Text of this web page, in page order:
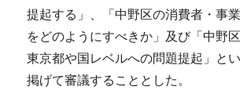
提起する」、「中野区の消費者・事
をどのようにすべきか」及び「中野区
東京都や国レベルへの問題提起」と
掲げて審議することとした。